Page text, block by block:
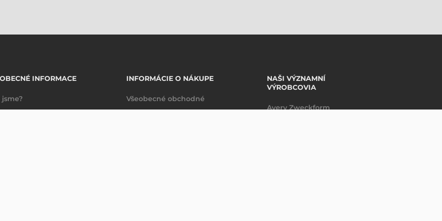
INFORMACE
jsme?
INFORMÁCIE O NÁKUPE
Všeobecné obchodné
NAŠI VÝZNAMNÍ
VÝROBCOVIA
Avery Zweckform